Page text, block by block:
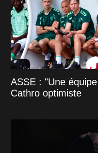
ASSE : "Une
Cathro optimiste